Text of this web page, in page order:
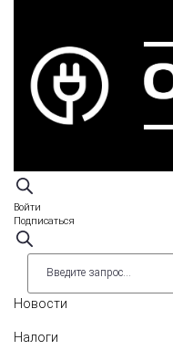
Войти
Подписаться
Новости
Налоги